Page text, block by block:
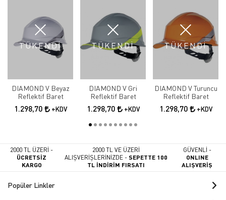
TÜKENDİ
DIAMOND V Beyaz
Reflektif Baret
1.298,70 +KDV
TÜKENDİ
DIAMOND V Gri
Reflektif Baret
1.298,70 +KDV
TÜKENDİ
DIAMOND V Turuncu
Reflektif Baret
1.298,70 +KDV
2000 TL ÜZERİ -
ÜCRETSİZ
KARGO
2000 TL VE ÜZERİ
ALIŞVERİŞLERİNİZDE -SEPETTE 100
TL İNDİRİM FIRSATI
GÜVENLİ -
ONLINE
ALIŞVERİŞ
Popüler Linkler